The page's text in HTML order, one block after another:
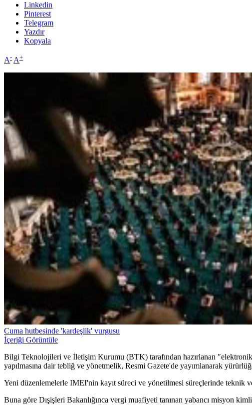
Linkedin
Pinterest
Telegram
Yazdır
Kopyala
A- A+
Cuma hutbesinde 'kardeşlik' vurgusu
İçeriği Görüntüle
Bilgi Teknolojileri ve İletişim Kurumu (BTK) tarafından hazırlanan
yapılmasına dair tebliğ ve yönetmelik, Resmi Gazete'de yayımlanarak
Yeni düzenlemelerle IMEI'nin kayıt süreci ve yönetilmesi süreçlerinde teknik
Buna göre Dışişleri Bakanlığınca vergi muafiyeti tanınan yabancı misyon